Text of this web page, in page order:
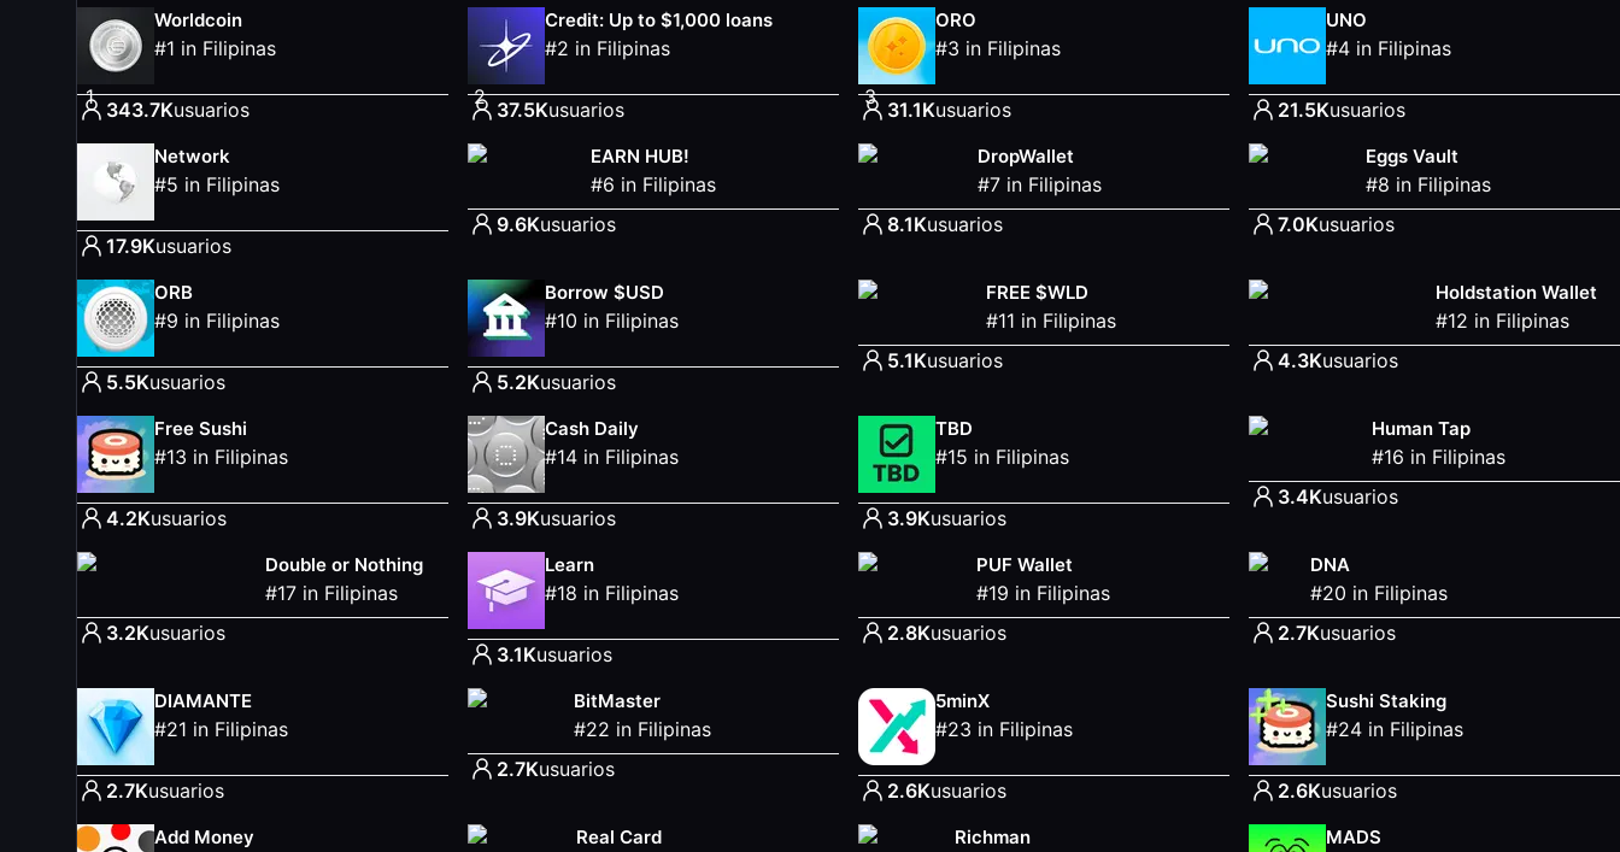
1
Worldcoin
#1 in Filipinas
343.7Kusuarios
2
Credit: Up to $1,000 loans
#2 in Filipinas
37.5Kusuarios
3
ORO
#3 in Filipinas
31.1Kusuarios
UNO
#4 in Filipinas
21.5Kusuarios
Network
#5 in Filipinas
17.9Kusuarios
EARN HUB!
#6 in Filipinas
9.6Kusuarios
DropWallet
#7 in Filipinas
8.1Kusuarios
Eggs Vault
#8 in Filipinas
7.0Kusuarios
ORB
#9 in Filipinas
5.5Kusuarios
Borrow $USD
#10 in Filipinas
5.2Kusuarios
FREE $WLD
#11 in Filipinas
5.1Kusuarios
Holdstation Wallet
#12 in Filipinas
4.3Kusuarios
Free Sushi
#13 in Filipinas
4.2Kusuarios
Cash Daily
#14 in Filipinas
3.9Kusuarios
TBD
#15 in Filipinas
3.9Kusuarios
Human Tap
#16 in Filipinas
3.4Kusuarios
Double or Nothing
#17 in Filipinas
3.2Kusuarios
Learn
#18 in Filipinas
3.1Kusuarios
PUF Wallet
#19 in Filipinas
2.8Kusuarios
DNA
#20 in Filipinas
2.7Kusuarios
DIAMANTE
#21 in Filipinas
2.7Kusuarios
BitMaster
#22 in Filipinas
2.7Kusuarios
5minX
#23 in Filipinas
2.6Kusuarios
Sushi Staking
#24 in Filipinas
2.6Kusuarios
Add Money Real Card Richman MADS